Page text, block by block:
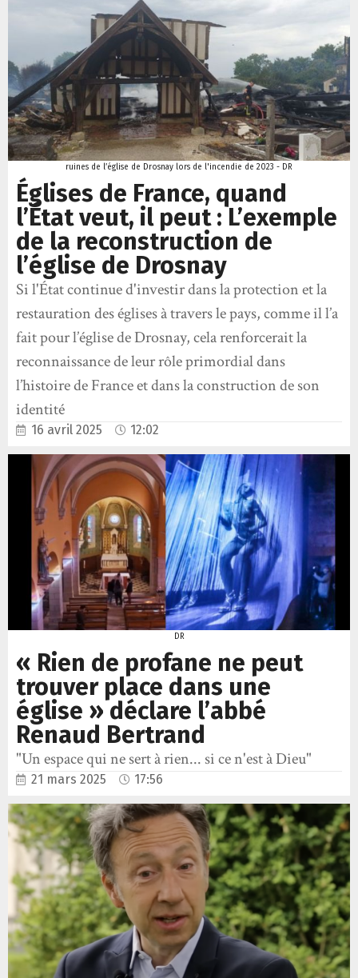
ruines de l’église de Drosnay lors de l'incendie de 2023 - DR
Églises de France, quand
l’État veut, il peut : L’exemple
de la reconstruction de
l’église de Drosnay
Si l'État continue d'investir dans la protection et la
restauration des églises à travers le pays, comme il l’a
fait pour l’église de Drosnay, cela renforcerait la
reconnaissance de leur rôle primordial dans
l’histoire de France et dans la construction de son
identité
16 avril 2025 12:02
DR
« Rien de profane ne peut
trouver place dans une
église » déclare l’abbé
Renaud Bertrand
"Un espace qui ne sert à rien... si ce n'est à Dieu"
21 mars 2025 17:56